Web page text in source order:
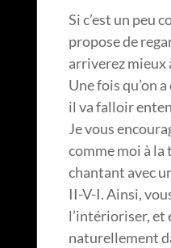
Si c’est un peu
propose de
arriverez mieux
Une fois qu’on
il va falloir
Je vous
comme moi à la
chantant avec
II-V-I. Ainsi,
l’intérioriser, et
naturellement